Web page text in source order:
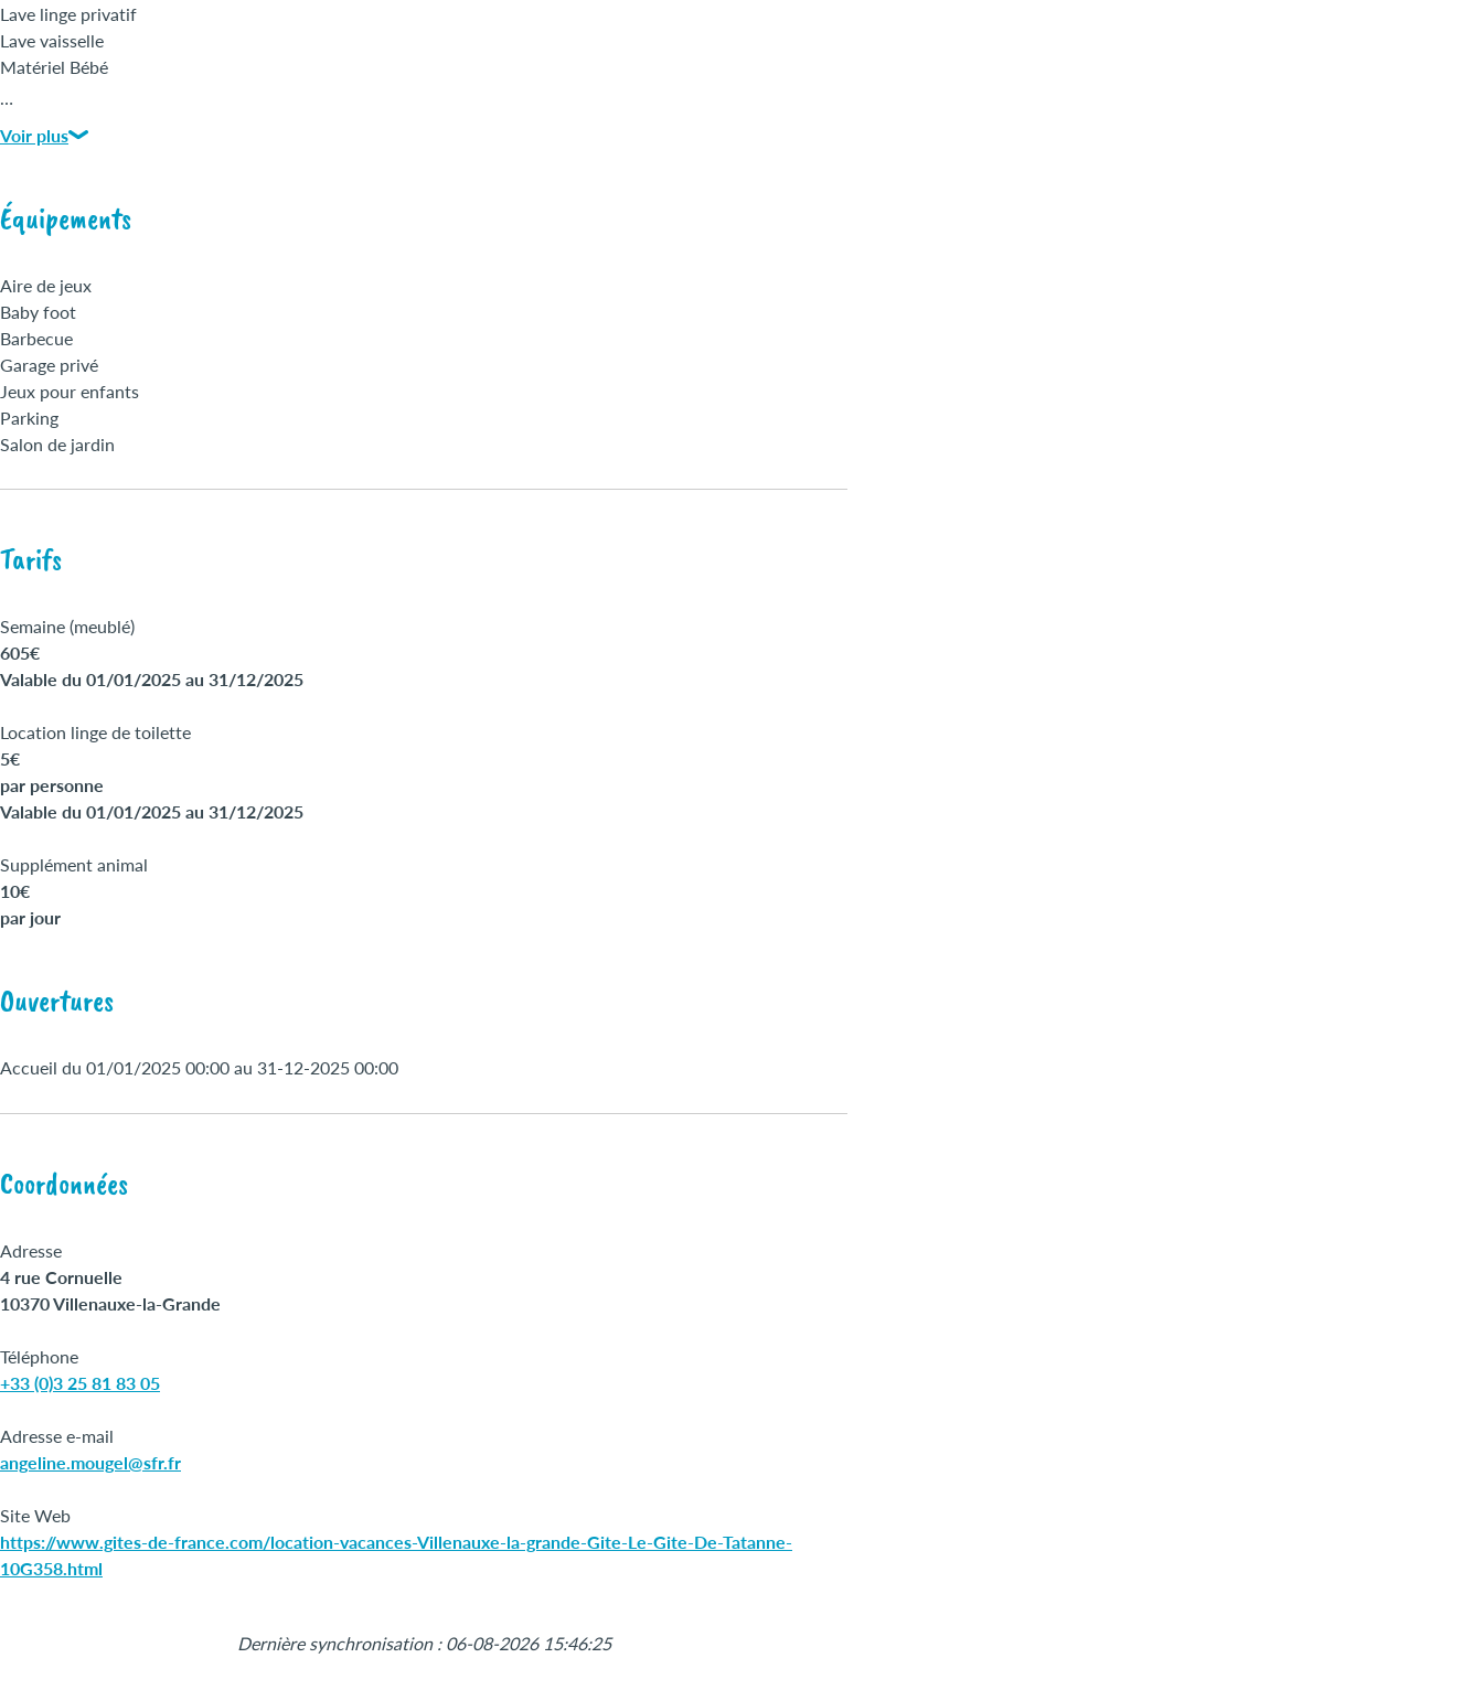
Lave linge privatif
Lave vaisselle
Matériel Bébé
Salle de bains
Sèche linge privatif
Terrasse privative
Animaux gratuits
Voir plus
Équipements
Aire de jeux
Baby foot
Barbecue
Garage privé
Jeux pour enfants
Parking
Salon de jardin
Tarifs
Semaine (meublé)
605€
Valable du 01/01/2025 au 31/12/2025
Location linge de toilette
5€
par personne
Valable du 01/01/2025 au 31/12/2025
Supplément animal
10€
par jour
Ouvertures
Accueil du 01/01/2025 00:00 au 31-12-2025 00:00
Coordonnées
Adresse
4 rue Cornuelle
10370 Villenauxe-la-Grande
Téléphone
+33 (0)3 25 81 83 05
Adresse e-mail
angeline.mougel@sfr.fr
Site Web
https://www.gites-de-france.com/location-vacances-Villenauxe-la-grande-Gite-Le-Gite-De-Tatanne-
10G358.html
Dernière synchronisation : 06-08-2026 15:46:25